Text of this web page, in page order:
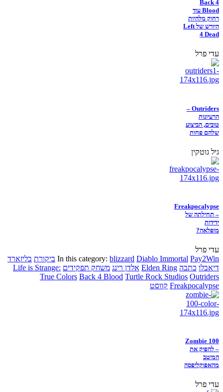
Back 4
Blood עוד
רחוק מלהיות
היורש של Left
4 Dead
עדי פרל
Outriders –
הרעיונות
טובים, הביצוע
שלהם פחות
גיל גוטקין
Freakpocalypse
– תחילתה של
ידידות
מופלאה?
עדי פרל
In this category: blizzard Diablo Immortal Pay2Win ביקורת בליזארד
דיאבלו כתבה Elden Ring אלדן רינג משחק תפקידים Life is Strange:
True Colors Back 4 Blood Turtle Rock Studios Outriders
Freakpocalypse קווסט
Zombie 100
– להפיק את
המיטב
מהאפוקליפסה
עדי פרל